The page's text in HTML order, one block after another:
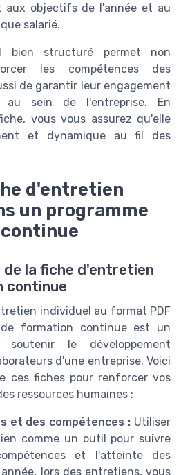
aux objectifs de l'année et au
salarié.
bien structuré permet non
les compétences des
de garantir leur engagement
sein de l'entreprise. En
vous vous assurez qu'elle
et dynamique au fil des
d'entretien
un programme
de la fiche d'entretien
continue
individuel au format PDF
formation continue est un
le développement
d'une entreprise. Voici
ces fiches pour renforcer vos
ressources humaines :
et des compétences : Utiliser
comme un outil pour suivre
et l'atteinte des
lors des entretiens, vous